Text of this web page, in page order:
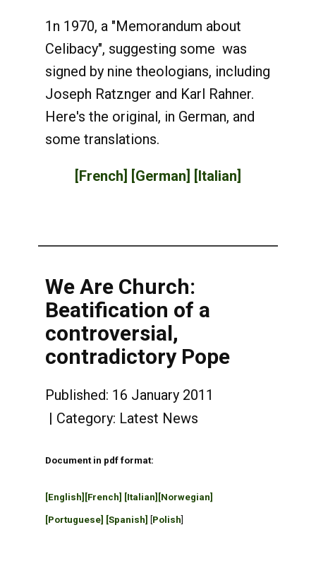
1n 1970, a "Memorandum about
Celibacy", suggesting some was
signed by nine theologians, including
Joseph Ratznger and Karl Rahner.
Here's the original, in German, and
some translations.
[French] [German] [Italian]
We Are Church:
Beatification of a
controversial,
contradictory Pope
Published: 16 January 2011
Category: Latest News
Document in pdf format:
[English] [French] [Italian] [Norwegian]
[Portuguese] [Spanish] Polish